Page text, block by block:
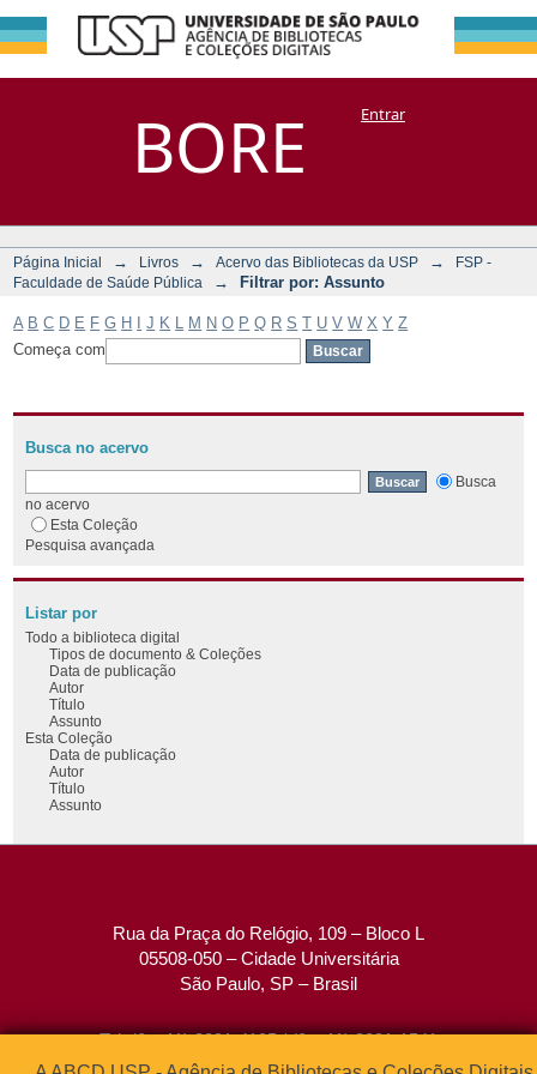
BORE
Filtrar por:
Assunto
DSpace/Manakin + CoriscoEntrar
Página Inicial → Livros → Acervo das Bibliotecas da USP →
FSP -
Faculdade de Saúde Pública
→ Filtrar por: Assunto
A B C D E F G H J K M N O P Q R S T U V W X Y Z
Começa com
Busca no acervo
Busca
no acervo
Esta Coleção
Pesquisa avançada
Listar por
Todo a biblioteca digital
Tipos de documento & Coleções
Data de publicação
Autor
Título
Assunto
Esta Coleção
Data de publicação
Autor
Título
Assunto
Rua da Praça do Relógio, 109 – Bloco L
05508-050 – Cidade Universitária
São Paulo, SP – Brasil
Tel: (0xx11) 3091-4195 / (0xx11) 3091-1541
Fax: (0xx11) 3091-1567